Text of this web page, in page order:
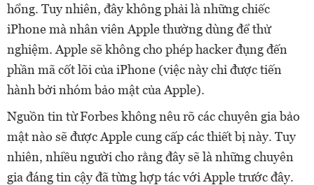
hổng. Tuy nhiên, đây không phải là những chiếc
iPhone mà nhân viên Apple thường dùng để thử
nghiệm. Apple sẽ không cho phép hacker đụng đến
phần mã cốt lõi của iPhone (việc này chỉ được tiến
hành bởi nhóm bảo mật của Apple).
Nguồn tin từ Forbes không nêu rõ các chuyên gia bảo
mật nào sẽ được Apple cung cấp các thiết bị này. Tuy
nhiên, nhiều người cho rằng đây sẽ là những chuyên
gia đáng tin cậy đã từng hợp tác với Apple trước đây.